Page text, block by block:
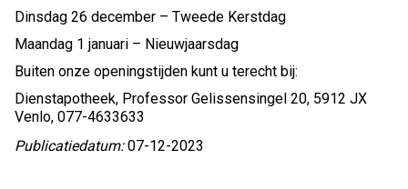
Dinsdag 26 december – Tweede Kerstdag
Maandag 1 januari – Nieuwjaarsdag
Buiten onze openingstijden kunt u terecht bij:
Dienstapotheek, Professor Gelissensingel 20, 5912 JX
Venlo, 077-4633633
Publicatiedatum:07-12-2023